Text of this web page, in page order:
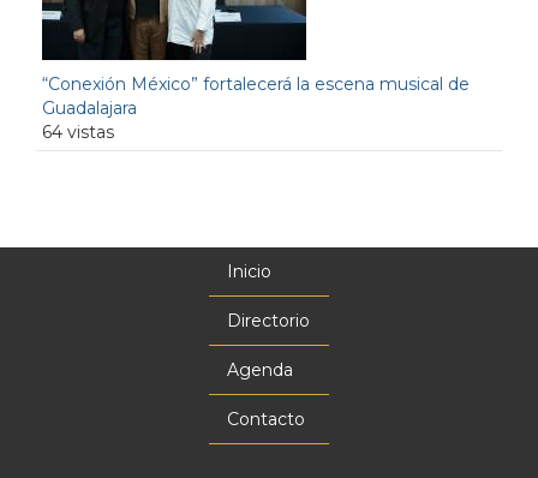
“Conexión México” fortalecerá la escena musical de
Guadalajara
64 vistas
Inicio
Directorio
Agenda
Contacto